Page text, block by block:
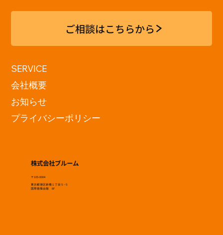
2026」訪問
株式会社ブルーム
〒105-0004
東京都港区新橋１丁目５−５
国際善隣会館 6F
SERVICE
会社概要
お知らせ
プライバシーポリシー
ご相談はこちらから